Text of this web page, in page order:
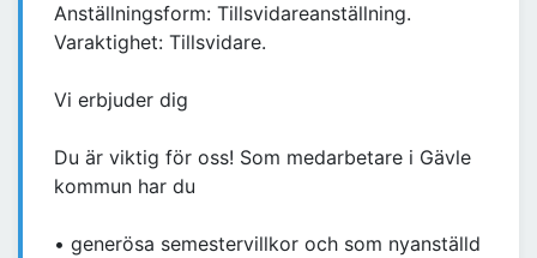
Anställningsform: Tillsvidareanställning.
Varaktighet: Tillsvidare.
Vi erbjuder dig
Du är viktig för oss! Som medarbetare i Gävle
kommun har du
• generösa semestervillkor och som nyanställd